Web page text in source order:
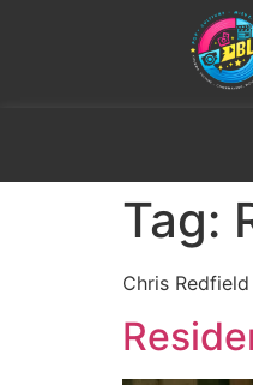
Tag:
Chris